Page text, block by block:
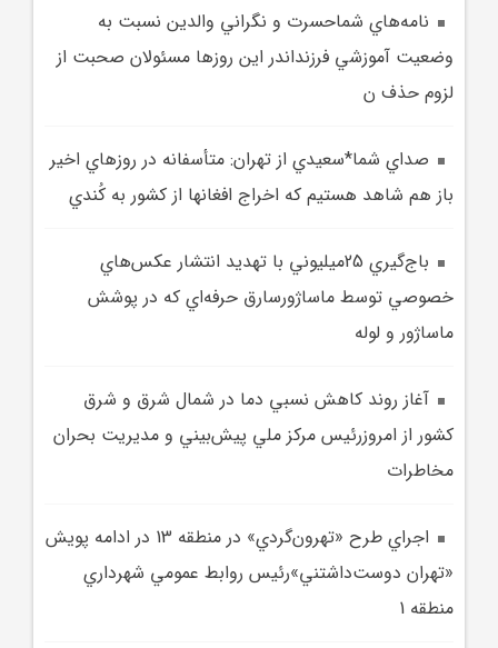
نامه‌هاي شماحسرت و نگراني والدين نسبت به
وضعيت آموزشي فرزنداندر اين روزها مسئولان صحبت از
لزوم حذف ن
صداي شما*سعيدي از تهران: متأسفانه در روزهاي اخير
باز هم شاهد هستيم که اخراج افغانها از کشور به کُندي
باج‌گيري 25ميليوني با تهديد انتشار عکس‌هاي
خصوصي توسط ماساژورسارق حرفه‌اي که در پوشش
ماساژور و لوله‌
آغاز روند کاهش نسبي دما در شمال شرق و شرق
کشور از امروزرئيس مرکز ملي پيش‌بيني و مديريت بحران
مخاطرات
اجراي طرح «تهرون‌گردي» در منطقه 13 در ادامه پويش
«تهران دوست‌داشتني»رئيس روابط عمومي شهرداري
منطقه 1